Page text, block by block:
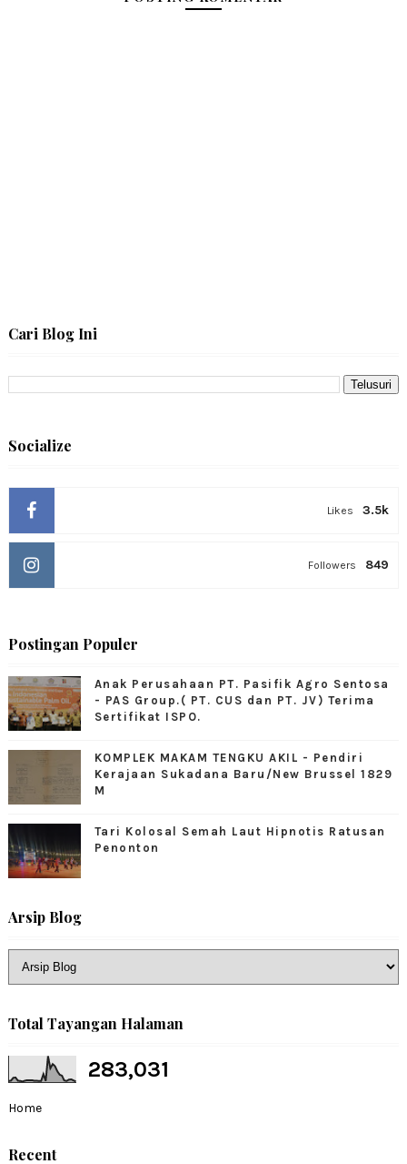
Cari Blog Ini
Socialize
3.5k
Likes
849
Followers
Postingan Populer
Anak Perusahaan PT. Pasifik Agro Sentosa
- PAS Group.( PT. CUS dan PT. JV) Terima
Sertifikat ISPO.
KOMPLEK MAKAM TENGKU AKIL - Pendiri
Kerajaan Sukadana Baru/New Brussel 1829
M
Tari Kolosal Semah Laut Hipnotis Ratusan
Penonton
Arsip Blog
Total Tayangan Halaman
283,031
Home
Recent